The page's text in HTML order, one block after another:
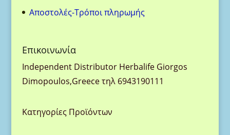
Aποστολές-Τρόποι πληρωμής
Eπικοινωνία
Ιndependent Distributor Herbalife Giorgos
Dimopoulos,Greece τηλ 6943190111
Κατηγορίες Προϊόντων